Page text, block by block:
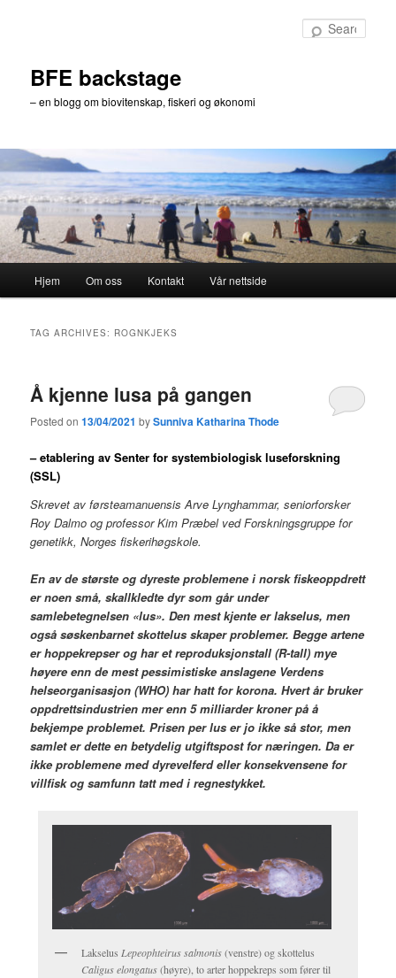
BFE backstage
– en blogg om biovitenskap, fiskeri og økonomi
Hjem Om oss Kontakt Vår nettside
TAG ARCHIVES: ROGNKJEKS
Å kjenne lusa på gangen
Posted on13/04/2021 bySunniva Katharina Thode
– etablering av Senter for systembiologisk luseforskning
(SSL)
Skrevet av førsteamanuensis Arve Lynghammar, seniorforsker
Roy Dalmo og professor Kim Præbel ved Forskningsgruppe for
genetikk, Norges fiskerihøgskole.
En av de største og dyreste problemene i norsk fiskeoppdrett
er noen små, skallkledte dyr som går under
samlebetegnelsen «lus». Den mest kjente er lakselus, men
også søskenbarnet skottelus skaper problemer. Begge artene
er hoppekrepser og har et reproduksjonstall (R-tall) mye
høyere enn de mest pessimistiske anslagene Verdens
helseorganisasjon (WHO) har hatt for korona. Hvert år bruker
oppdrettsindustrien mer enn 5 milliarder kroner på å
bekjempe problemet. Prisen per lus er jo ikke så stor, men
samlet er dette en betydelig utgiftspost for næringen. Da er
ikke problemene med dyrevelferd eller konsekvensene for
villfisk og samfunn tatt med i regnestykket.
LakselusLepeophteirus salmonis(venstre) og skottelus
Caligus elongatus(høyre), to arter hoppekreps som fører til